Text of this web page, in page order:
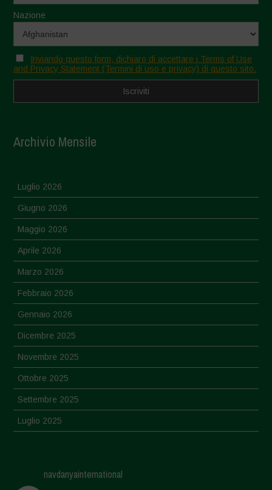
Nazione
Inviando questo form, dichiaro di accettare i Terms of Use
and Privacy Statement (Termini di uso e privacy) di questo sito.
Archivio Mensile
Luglio 2026
Giugno 2026
Maggio 2026
Aprile 2026
Marzo 2026
Febbraio 2026
Gennaio 2026
Dicembre 2025
Novembre 2025
Ottobre 2025
Settembre 2025
Luglio 2025
Aprile 2025
navdanyainternational